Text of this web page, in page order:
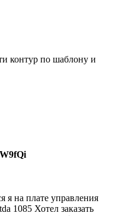
контур по шаблону и
я на плате управления
1085 Хотел заказать